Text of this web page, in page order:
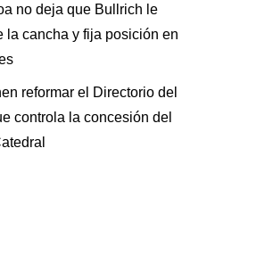
no deja que Bullrich le
la cancha y fija posición en
reformar el Directorio del
controla la concesión del